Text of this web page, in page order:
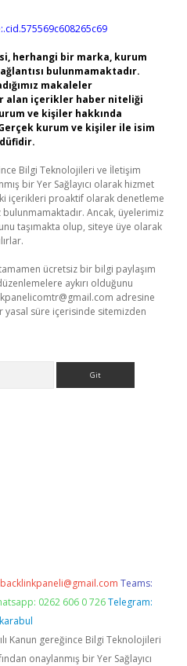
herhangi bir marka, kurum
bulunmamaktadır.
makaleler
alan içerikler haber niteliği
ve kişiler hakkında
kurum ve kişiler ile isim
Bilgi Teknolojileri ve İletişim
bir Yer Sağlayıcı olarak hizmet
içerikleri proaktif olarak denetleme
Ancak, üyelerimiz
taşımakta olup, siteye üye olarak
ücretsiz bir bilgi paylaşım
aykırı olduğunu
adresine
süre içerisinde sitemizden
backlinkpaneli@gmail.com Teams:
0262 606 0 726 Telegram:
Kanun gereğince Bilgi Teknolojileri
onaylanmış bir Yer Sağlayıcı